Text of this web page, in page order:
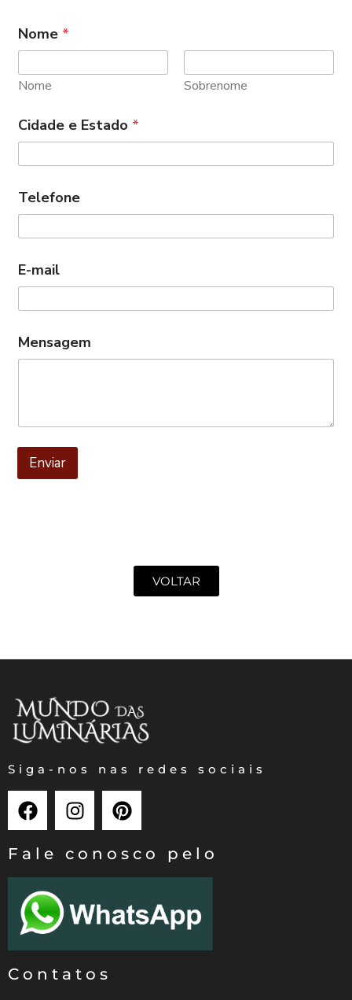
Nome *
Nome Sobrenome
Cidade e Estado *
Telefone
E-mail
Mensagem
Enviar
VOLTAR
Siga-nos nas redes sociais
Fale conosco pelo
Contatos